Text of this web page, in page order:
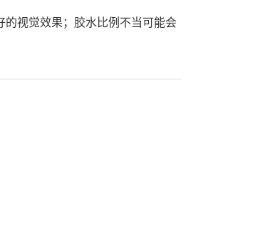
视觉效果；胶水比例不当可能会